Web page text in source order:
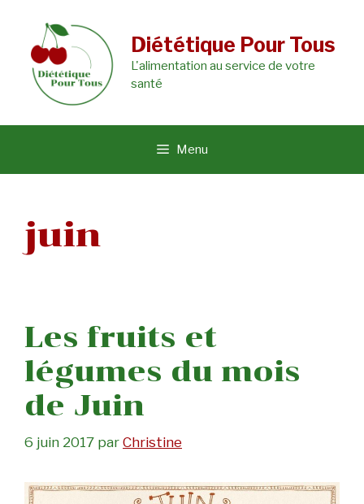
contenu
Diététique Pour Tous
L'alimentation au service de votre
santé
Menu
juin
Les fruits et
légumes du mois
de Juin
6 juin 2017 par Christine